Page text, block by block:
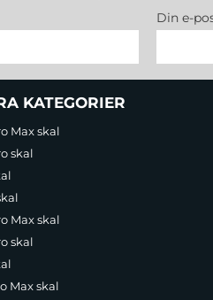
repor, mindre tapp och
skyddar kanter och
modeller ger bättre
skydd och smarta
och kontanter, vilket gör
runt telefonen ger
Din e-
KATEGORIER
Max skal
skal
Max skal
skal
Max skal